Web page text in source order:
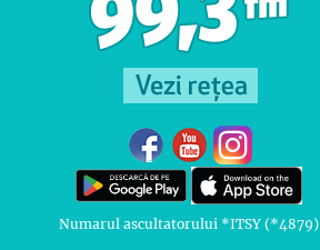
Numarul ascultatorului *ITSY (*4879)